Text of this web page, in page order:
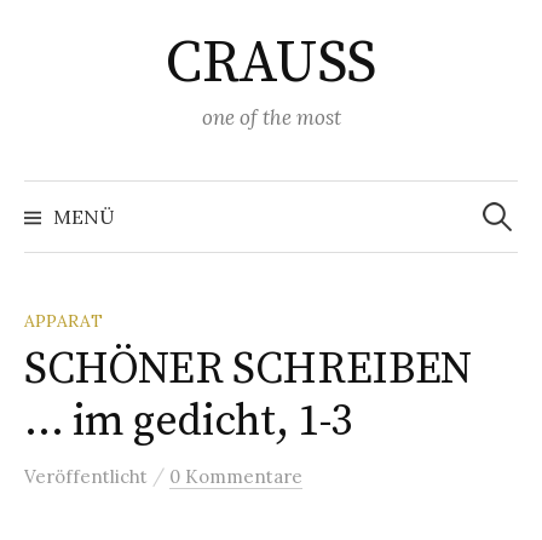
CRAUSS
one of the most
MENÜ
Suchen
nach:
APPARAT
SCHÖNER SCHREIBEN
… im gedicht, 1-3
Veröffentlicht / 0 Kommentare